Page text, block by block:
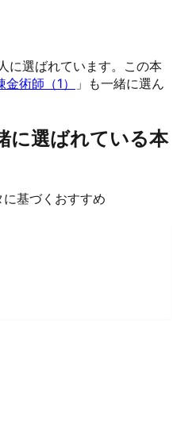
に選ばれています。 この本
術師（1）
」も一緒に選ん
に選ばれている本
基づくおすすめ